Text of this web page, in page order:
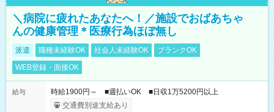
＼病院に疲れたあなたへ！／施設でおばあちゃ
んの健康管理＊医療行為ほぼ無し
派遣 職種未経験OK 社会人未経験OK
ブランクOK
WEB登録・面接OK
給与
時給1900円～ ■週払いOK ■日収1万5200円以上
交通費別途支給あり